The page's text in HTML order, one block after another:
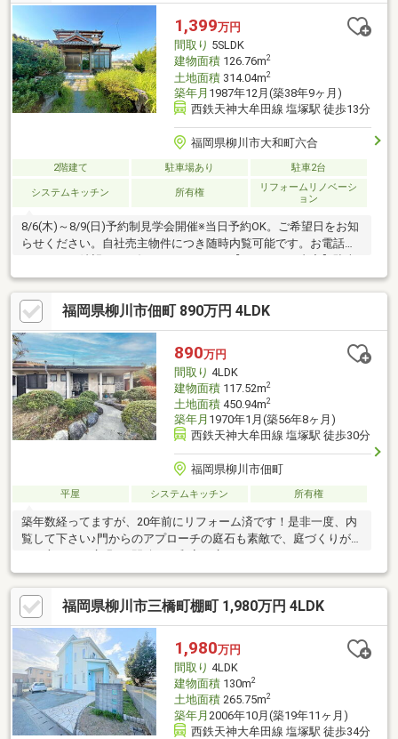
1,399万円
間取り 5SLDK
建物面積126.76m2
土地面積314.04m2
築年月 1987年12月(築38年9ヶ月)
西鉄天神大牟田線 塩塚駅 徒歩13分
福岡県柳川市大和町六合
2階建て 駐車場あり 駐車2台
システムキッチン 所有権
リフォームリノベーシ
ョン
8/6(木)～8/9(日)予約制見学会開催※当日予約OK。ご希望日をお知
らせください。自社売主物件につき随時内覧可能です。お電話か
場拡張、外壁塗装、植栽剪定、庭木伐採システムキッチン交換、
ユニットバス交換、トイレ交換、洗面化粧台交換【おすすめポイ
ント】・本物件は条件により住宅ローン減税が適用されます。・
雨漏り、構造上主要な部分の欠陥や・腐食、給排水管の故障や漏
水についてお引渡しより２年間保証。・シロアリ防除工事施工後5
年間保証。
福岡県柳川市佃町 890万円 4LDK
890万円
間取り 4LDK
建物面積117.52m2
土地面積450.94m2
築年月 1970年1月(築56年8ヶ月)
西鉄天神大牟田線 塩塚駅 徒歩30分
福岡県柳川市佃町
平屋 システムキッチン 所有権
築年数経ってますが、20年前にリフォーム済です！是非一度、内
覧して下さい♪門からのアプローチの庭石も素敵で、庭づくりが好
福岡県柳川市三橋町棚町 1,980万円 4LDK
1,980万円
間取り 4LDK
建物面積130m2
土地面積265.75m2
築年月 2006年10月(築19年11ヶ月)
西鉄天神大牟田線 塩塚駅 徒歩34分